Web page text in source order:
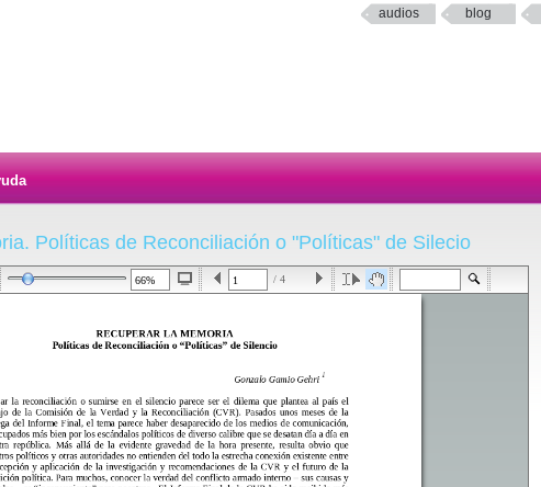
audios blog
Políticas de Reconciliación o "Políticas" de Silecio
/ 4